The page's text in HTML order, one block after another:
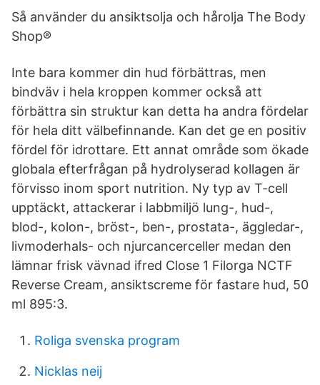
Så använder du ansiktsolja och hårolja The Body
Shop®
Inte bara kommer din hud förbättras, men
bindväv i hela kroppen kommer också att
förbättra sin struktur kan detta ha andra fördelar
för hela ditt välbefinnande. Kan det ge en positiv
fördel för idrottare. Ett annat område som ökade
globala efterfrågan på hydrolyserad kollagen är
förvisso inom sport nutrition. Ny typ av T-cell
upptäckt, attackerar i labbmiljö lung-, hud-,
blod-, kolon-, bröst-, ben-, prostata-, äggledar-,
livmoderhals- och njurcancerceller medan den
lämnar frisk vävnad ifred Close 1 Filorga NCTF
Reverse Cream, ansiktscreme för fastare hud, 50
ml 895:3.
Roliga svenska program
Nicklas neij